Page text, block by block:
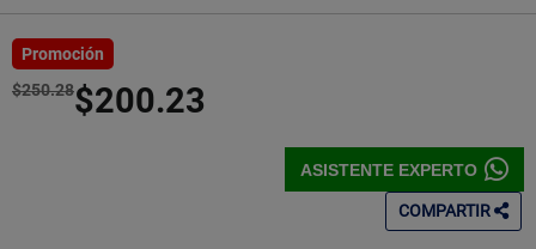
Estrellas!
Promoción
$250.28$200.23
ASISTENTE EXPERTO
COMPARTIR